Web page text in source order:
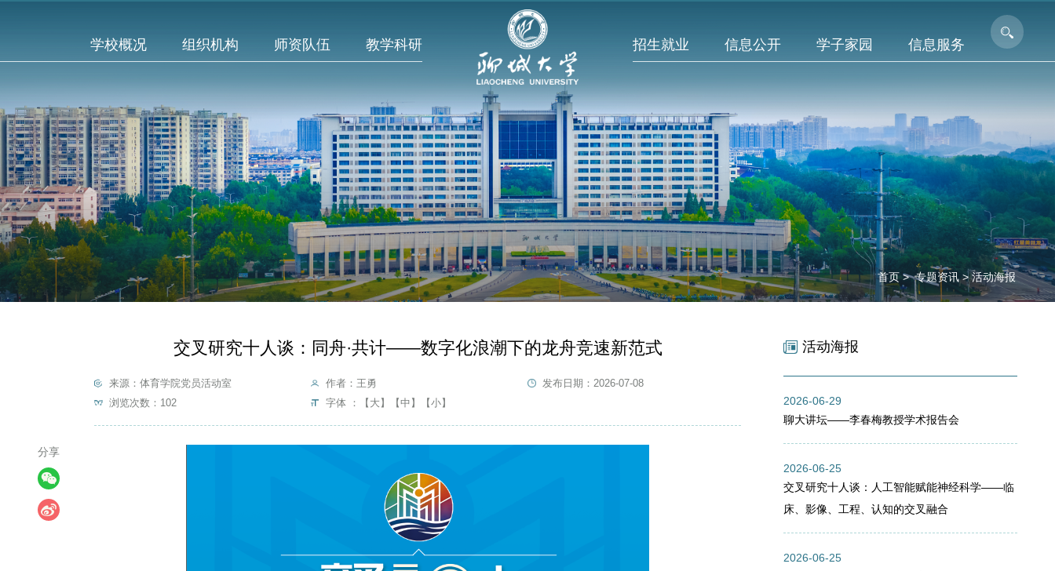
学校概况 组织机构 师资队伍 教学科研 招生就业 信息公开 学子家园 信息服务
首页 > 专题资讯 > 活动海报
交叉研究十人谈：同舟·共计——数字化浪潮下的龙舟竞速新范式
来源：体育学院党员活动室 作者：王勇
发布日期：2026-07-08
浏览次数： 102 字体 ： 【大】 【中】 【小】
分享
活动海报
2026-06-29
聊大讲坛——李春梅教授学术报告会
2026-06-25
交叉研究十人谈：人工智能赋能神经科学——临
床、影像、工程、认知的交叉融合
2026-06-25